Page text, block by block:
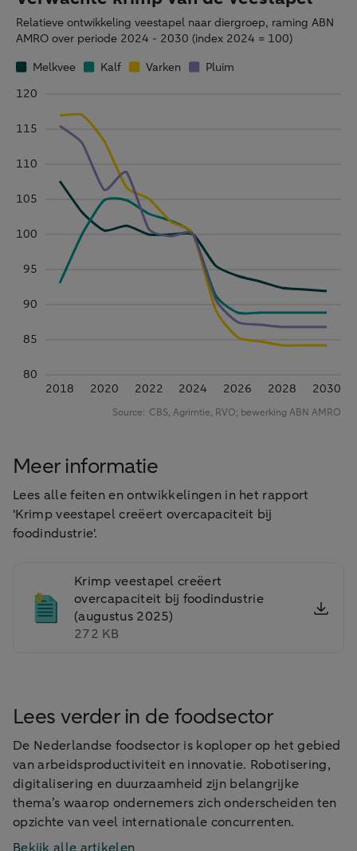
Meer informatie
Lees alle feiten en ontwikkelingen in het rapport
'Krimp veestapel creëert overcapaciteit bij
foodindustrie'.
Krimp veestapel creëert
overcapaciteit bij foodindustrie
(augustus 2025)
272 KB
Lees verder in de foodsector
De Nederlandse foodsector is koploper op het gebied
van arbeidsproductiviteit en innovatie. Robotisering,
digitalisering en duurzaamheid zijn belangrijke
thema’s waarop ondernemers zich onderscheiden ten
opzichte van veel internationale concurrenten.